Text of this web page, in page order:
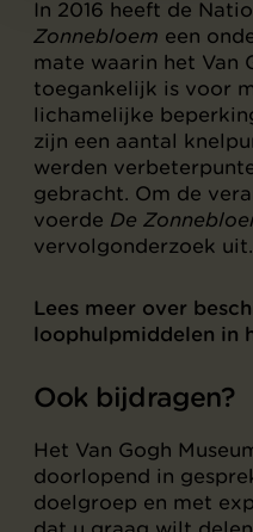
In 2016 heeft de
Zonnebloem een
mate waarin het Van
toegankelijk is voor
lichamelijke
zijn een aantal
werden
gebracht. Om de
voerde De
vervolgonderzoek uit.
Lees meer over
loophulpmiddelen in
Ook bijdragen?
Het Van Gogh
doorlopend in
doelgroep en met